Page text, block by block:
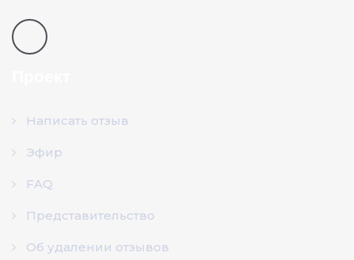
Написать отзыв
Эфир
FAQ
Представительство
Об удалении отзывов